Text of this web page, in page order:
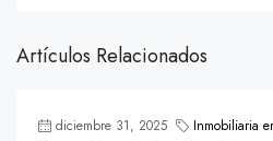
Artículos Relacionados
diciembre 31, 2025 Inmobiliaria